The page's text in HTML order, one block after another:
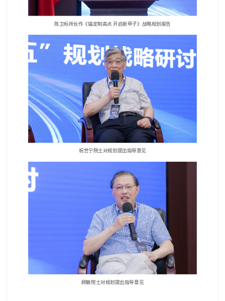
陈卫标所长作《锚定制高点 开启新甲子》战略规划报告
祝世宁院士对规划提出指导意见
顾敏院士对规划提出指导意见